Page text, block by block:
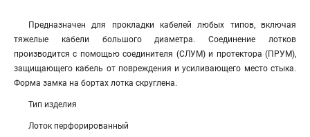
Предназначен для прокладки кабелей любых типов, включая
тяжелые кабели большого диаметра. Соединение лотков
производится с помощью соединителя (СЛУМ) и протектора (ПРУМ),
защищающего кабель от повреждения и усиливающего место стыка.
Форма замка на бортах лотка скруглена.
Тип изделия
Лоток перфорированный